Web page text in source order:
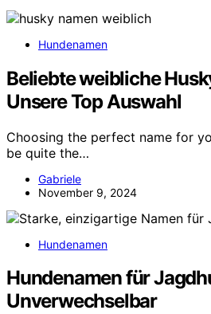
Hundenamen
Beliebte weibliche
Unsere Top Auswahl
Choosing the perfect name for
be quite the…
Gabriele
November 9, 2024
Hundenamen
Hundenamen für
Unverwechselbar